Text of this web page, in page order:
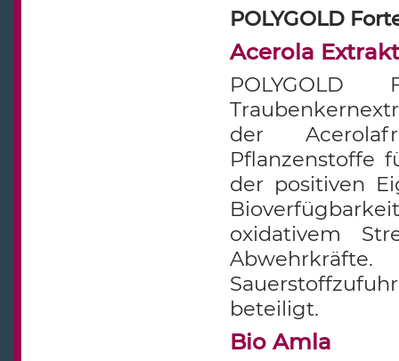
POLYGOLD
Acerola
der
Pflanzenstoffe
der positiven
oxidativem
beteiligt.
Bio Amla